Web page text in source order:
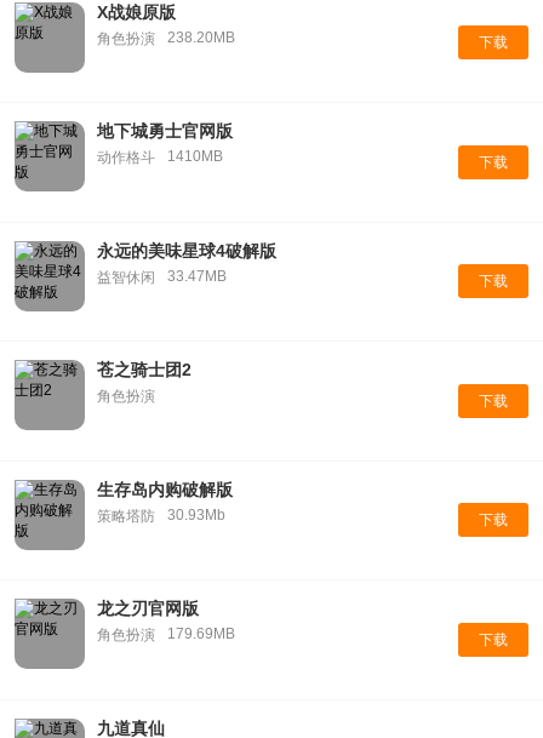
X战娘原版
角色扮演 238.20MB 下载
地下城勇士官网版
动作格斗 1410MB 下载
永远的美味星球4破解版
益智休闲 33.47MB 下载
苍之骑士团2
角色扮演 下载
生存岛内购破解版
策略塔防 30.93Mb 下载
龙之刃官网版
角色扮演 179.69MB 下载
九道真仙